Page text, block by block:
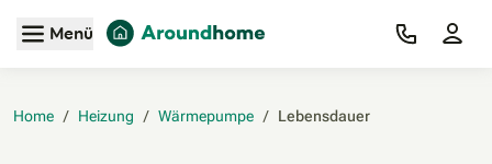
Zum Hauptinhalt
Menü
Home / Heizung / Wärmepumpe / Lebensdauer‎